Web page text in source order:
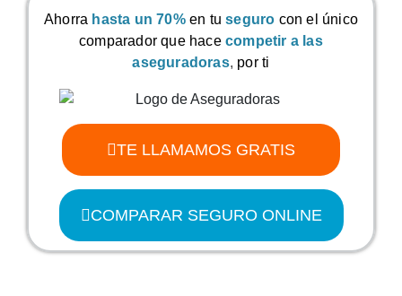
Ahorra hasta un 70% en tuseguro con el único
comparador que hace competir a las
aseguradoras, por ti
TE LLAMAMOS GRATIS
COMPARAR SEGURO ONLINE